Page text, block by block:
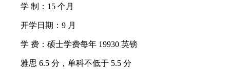
学 制：15 个月
开学日期：9 月
学 费：硕士学费每年 19930 英镑
雅思 6.5 分，单科不低于 5.5 分